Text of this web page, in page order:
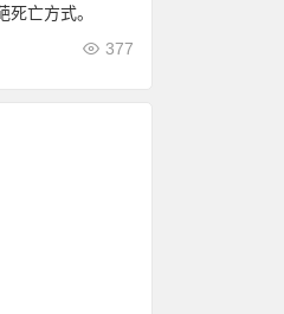
死亡方式。
377